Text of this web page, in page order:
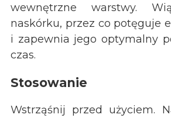
wewnętrzne warstwy.
naskórku, przez co potęguje
i zapewnia jego optymalny
czas.
Stosowanie
Wstrząśnij przed użyciem.